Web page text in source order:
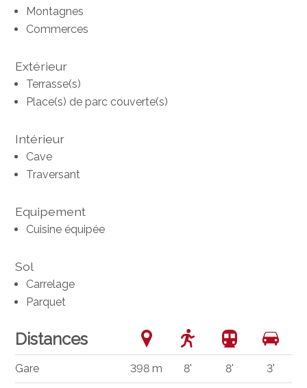
Montagnes
Commerces
Extérieur
Terrasse(s)
Place(s) de parc couverte(s)
Intérieur
Cave
Traversant
Equipement
Cuisine équipée
Sol
Carrelage
Parquet
Distances
Gare 398 m 8' 8' 3'